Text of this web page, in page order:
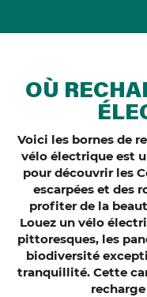
OÙ
Voici les bornes de
vélo électrique est
pour découvrir les
escarpées et des
profiter de la
Louez un vélo
pittoresques, les
biodiversité
tranquillité. Cette